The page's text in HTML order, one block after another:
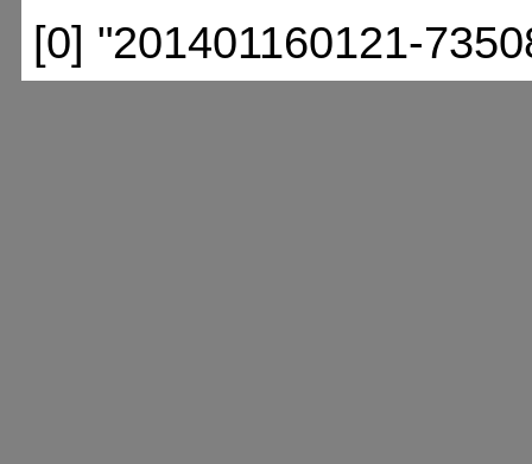
[0] "201401160121-